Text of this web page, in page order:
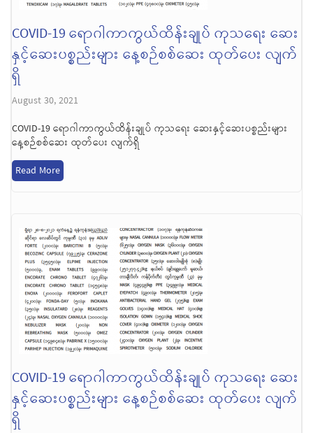
COVID-19 ရောဂါကာကွယ်ထိန်းချုပ် ကုသရေး ဆေး
နှင့်ဆေးပစ္စည်းများ နေ့စဉ်စစ်ဆေး ထုတ်ပေး လျက်
ရှိ
August 30, 2021
COVID-19 ရောဂါကာကွယ်ထိန်းချုပ် ကုသရေး ဆေးနှင့်ဆေးပစ္စည်းများ
နေ့စဉ်စစ်ဆေး ထုတ်ပေး လျက်ရှိ
Read More
COVID-19 ရောဂါကာကွယ်ထိန်းချုပ် ကုသရေး ဆေး
နှင့်ဆေးပစ္စည်းများ နေ့စဉ်စစ်ဆေး ထုတ်ပေး လျက်
ရှိ